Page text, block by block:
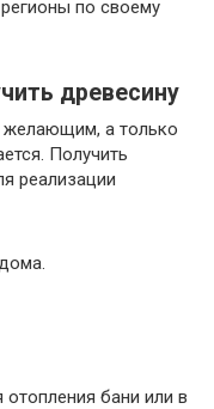
по своему
древесину
желающим, а только
Получить
реализации
бани или в